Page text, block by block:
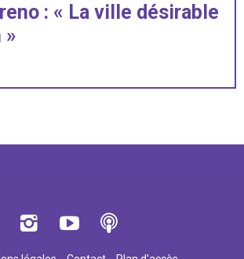
: « La ville désirable
»